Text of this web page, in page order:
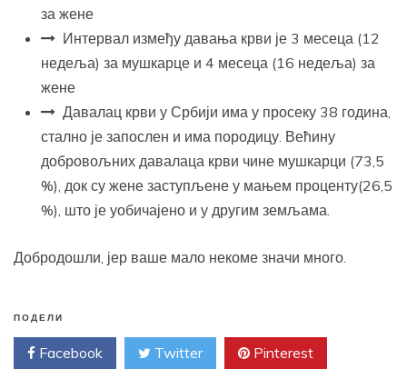
за жене
Интервал између давања крви је 3 месеца (12
недеља) за мушкарце и 4 месеца (16 недеља) за
жене
Давалац крви у Србији има у просеку 38 година,
стално је запослен и има породицу. Већину
добровољних давалаца крви чине мушкарци (73,5
%), док су жене заступљене у мањем проценту(26,5
%), што је уобичајено и у другим земљама.
Добродошли, јер ваше мало некоме значи много.
ПОДЕЛИ
Facebook Twitter Pinterest